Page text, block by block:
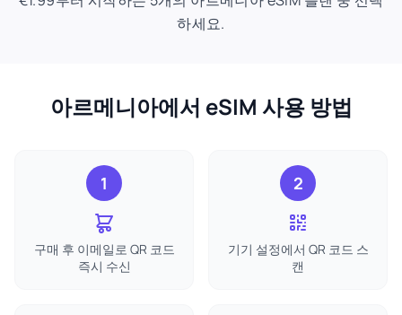
하세요.
아르메니아에서 eSIM 사용 방법
1
구매 후 이메일로 QR 코드
즉시 수신
2
기기 설정에서 QR 코드 스
캔